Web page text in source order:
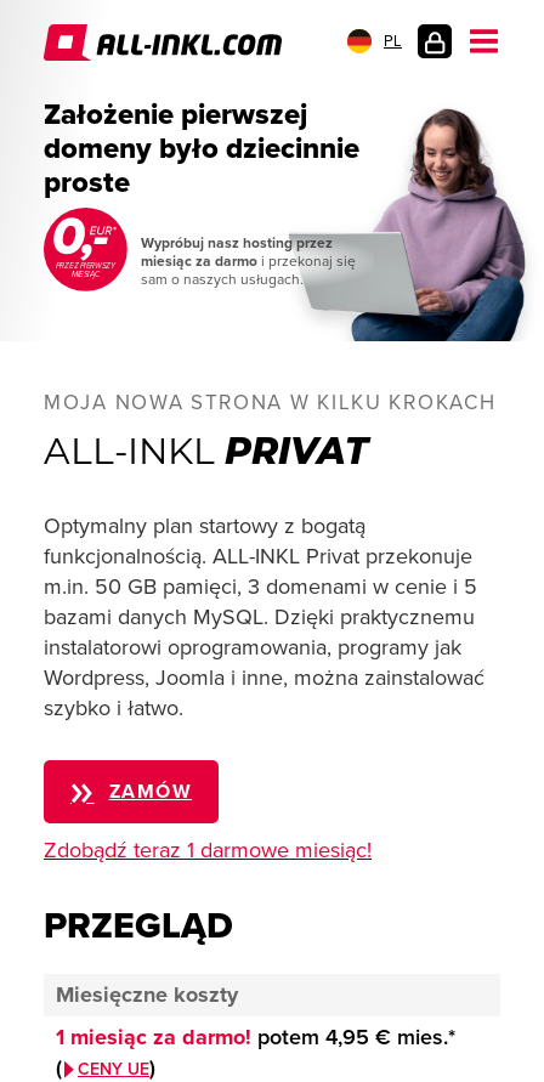
PL
Założenie pierwszej
domeny było dziecinnie
proste
PRZEZ PIERWSZY
MIESIĄC
Wypróbuj nasz hosting przez
miesiąc za darmo i przekonaj się
sam o naszych usługach.
MOJA NOWA STRONA W KILKU KROKACH
ALL-INKL PRIVAT
Optymalny plan startowy z bogatą
funkcjonalnością. ALL-INKL Privat przekonuje
m.in. 50 GB pamięci, 3 domenami w cenie i 5
bazami danych MySQL. Dzięki praktycznemu
instalatorowi oprogramowania, programy jak
Wordpress, Joomla i inne, można zainstalować
szybko i łatwo.
ZAMÓW
Zdobądź teraz 1 darmowe miesiąc!
PRZEGLĄD
Miesięczne koszty
1 miesiąc za darmo! potem 4,95 € mies.*
(
CENY UE)